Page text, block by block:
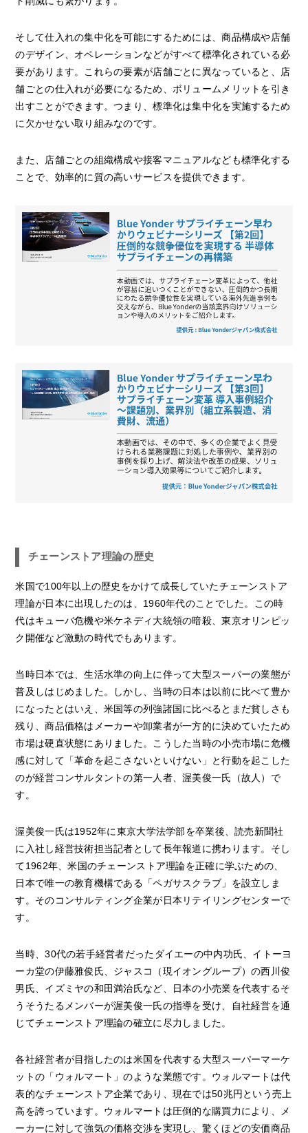
そして仕入れの集中化を可能にするためには、商品構成や店舗
のデザイン、オペレーションなどがすべて標準化されている必
要があります。これらの要素が店舗ごとに異なっていると、店
舗ごとの仕入れが必要になるため、ボリュームメリットを引き
出すことができます。つまり、標準化は集中化を実施するため
に欠かせない取り組みなのです。
また、店舗ごとの組織構成や接客マニュアルなども標準化する
ことで、効率的に質の高いサービスを提供できます。
チェーンストア理論の歴史
米国で100年以上の歴史をかけて成長していたチェーンストア
理論が日本に出現したのは、1960年代のことでした。この時
代はキューバ危機や米ケネディ大統領の暗殺、東京オリンピッ
ク開催など激動の時代でもあります。
当時日本では、生活水準の向上に伴って大型スーパーの業態が
普及しはじめました。しかし、当時の日本は以前に比べて豊か
になったとはいえ、米国等の列強諸国に比べるとまだ貧しさも
残り、商品価格はメーカーや卸業者が一方的に決めていたため
市場は硬直状態にありました。こうした当時の小売市場に危機
感に対して「革命を起こさないといけない」と行動を起こした
のが経営コンサルタントの第一人者、渥美俊一氏（故人）で
す。
渥美俊一氏は1952年に東京大学法学部を卒業後、読売新聞社
に入社し経営技術担当記者として長年報道に携わります。そし
て1962年、米国のチェーンストア理論を正確に学ぶための、
日本で唯一の教育機構である「ペガサスクラブ」を設立しま
す。そのコンサルティング企業が日本リテイリングセンターで
す。
当時、30代の若手経営者だったダイエーの中内功氏、イトーヨ
ーカ堂の伊藤雅俊氏、ジャスコ（現イオングループ）の西川俊
男氏、イズミヤの和田満治氏など、日本の小売業を代表するそ
うそうたるメンバーが渥美俊一氏の指導を受け、自社経営を通
じてチェーンストア理論の確立に尽力しました。
各社経営者が目指したのは米国を代表する大型スーパーマーケ
ットの「ウォルマート」のような業態です。ウォルマートは代
表的なチェーンストア企業であり、現在では50兆円という売上
高を誇っています。ウォルマートは圧倒的な購買力により、メ
ーカーに対して強気の価格交渉を実現し、驚くほどの安価商品